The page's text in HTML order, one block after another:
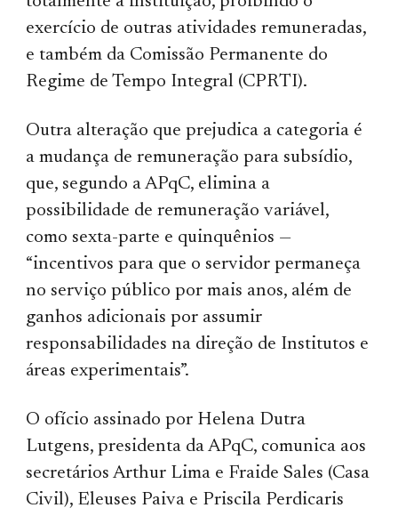
exercício de outras atividades remuneradas,
e também da Comissão Permanente do
Regime de Tempo Integral (CPRTI).
Outra alteração que prejudica a categoria é
a mudança de remuneração para subsídio,
que, segundo a APqC, elimina a
possibilidade de remuneração variável,
como sexta-parte e quinquênios —
“incentivos para que o servidor permaneça
no serviço público por mais anos, além de
ganhos adicionais por assumir
responsabilidades na direção de Institutos e
áreas experimentais”.
O ofício assinado por Helena Dutra
Lutgens, presidenta da APqC, comunica aos
secretários Arthur Lima e Fraide Sales (Casa
Civil), Eleuses Paiva e Priscila Perdicaris